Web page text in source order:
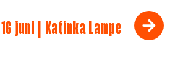
juni | Katinka Lampe